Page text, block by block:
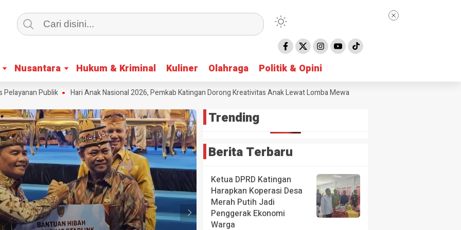
Nusantara Hukum & Kriminal Kuliner Olahraga Politik & Opini
Nusantara Hukum & Kriminal Kuliner Olahraga Politik & Opini
Publik Hari Anak Nasional 2026, Pemkab Katingan Dorong Kreativitas Anak Lewat Lomba Mewarnai
Trending
Berita Terbaru
Ketua DPRD Katingan
Harapkan Koperasi Desa
Merah Putih Jadi
Penggerak Ekonomi
Warga